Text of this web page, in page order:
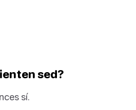
sed?
sí.